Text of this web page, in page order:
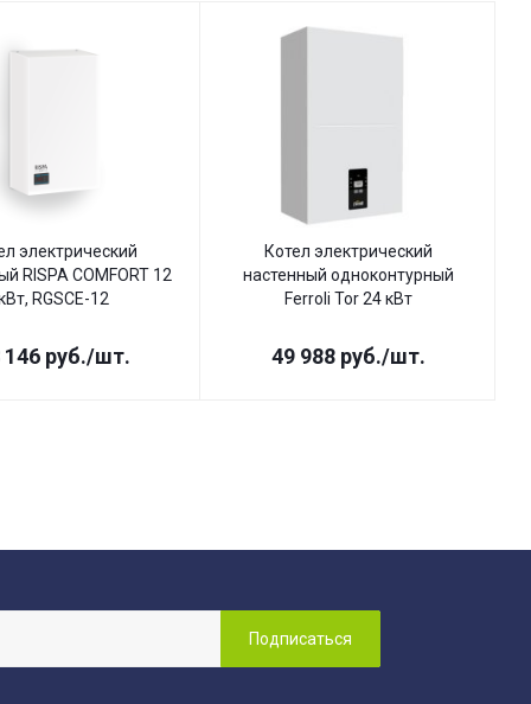
электрический
RISPA COMFORT 12
RGSCE-12
146руб./шт.
Котел электрический
настенный одноконтурный
Ferroli Tor 24 кВт
49 988руб./шт.